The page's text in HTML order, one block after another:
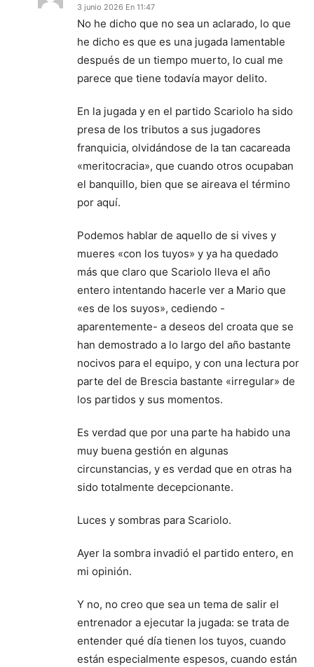
3 junio 2026 En 11:47
No he dicho que no sea un aclarado, lo que
he dicho es que es una jugada lamentable
después de un tiempo muerto, lo cual me
parece que tiene todavía mayor delito.
En la jugada y en el partido Scariolo ha sido
presa de los tributos a sus jugadores
franquicia, olvidándose de la tan cacareada
«meritocracia», que cuando otros ocupaban
el banquillo, bien que se aireava el término
por aquí.
Podemos hablar de aquello de si vives y
mueres «con los tuyos» y ya ha quedado
más que claro que Scariolo lleva el año
entero intentando hacerle ver a Mario que
«es de los suyos», cediendo -
aparentemente- a deseos del croata que se
han demostrado a lo largo del año bastante
nocivos para el equipo, y con una lectura por
parte del de Brescia bastante «irregular» de
los partidos y sus momentos.
Es verdad que por una parte ha habido una
muy buena gestión en algunas
circunstancias, y es verdad que en otras ha
sido totalmente decepcionante.
Luces y sombras para Scariolo.
Ayer la sombra invadió el partido entero, en
mi opinión.
Y no, no creo que sea un tema de salir el
entrenador a ejecutar la jugada: se trata de
entender qué día tienen los tuyos, cuando
están especialmente espesos, cuando están